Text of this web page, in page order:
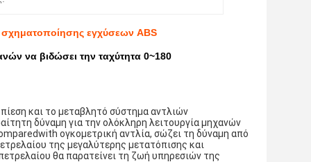
εγχύσεων ABS
να βιδώσει την ταχύτητα 0~180
και το μεταβλητό σύστημα αντλιών
δύναμη για την ολόκληρη λειτουργία μηχανών
ογκομετρική αντλία, σώζει τη δύναμη από
της μεγαλύτερης μετατόπισης και
θα παρατείνει τη ζωή υπηρεσιών της